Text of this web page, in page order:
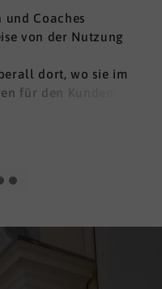
und Coaches
von der Nutzung
dort, wo sie im
für den Kunden
in DNLA den